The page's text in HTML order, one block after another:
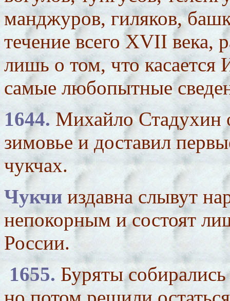
манджуров, гиляков,
течение всего XVII века,
лишь о том, что касается
самые любопытные
1644. Михайло Стадухин
зимовье и доставил
чукчах.
Чукчи издавна слывут
непокорным и состоят
России.
1655. Буряты